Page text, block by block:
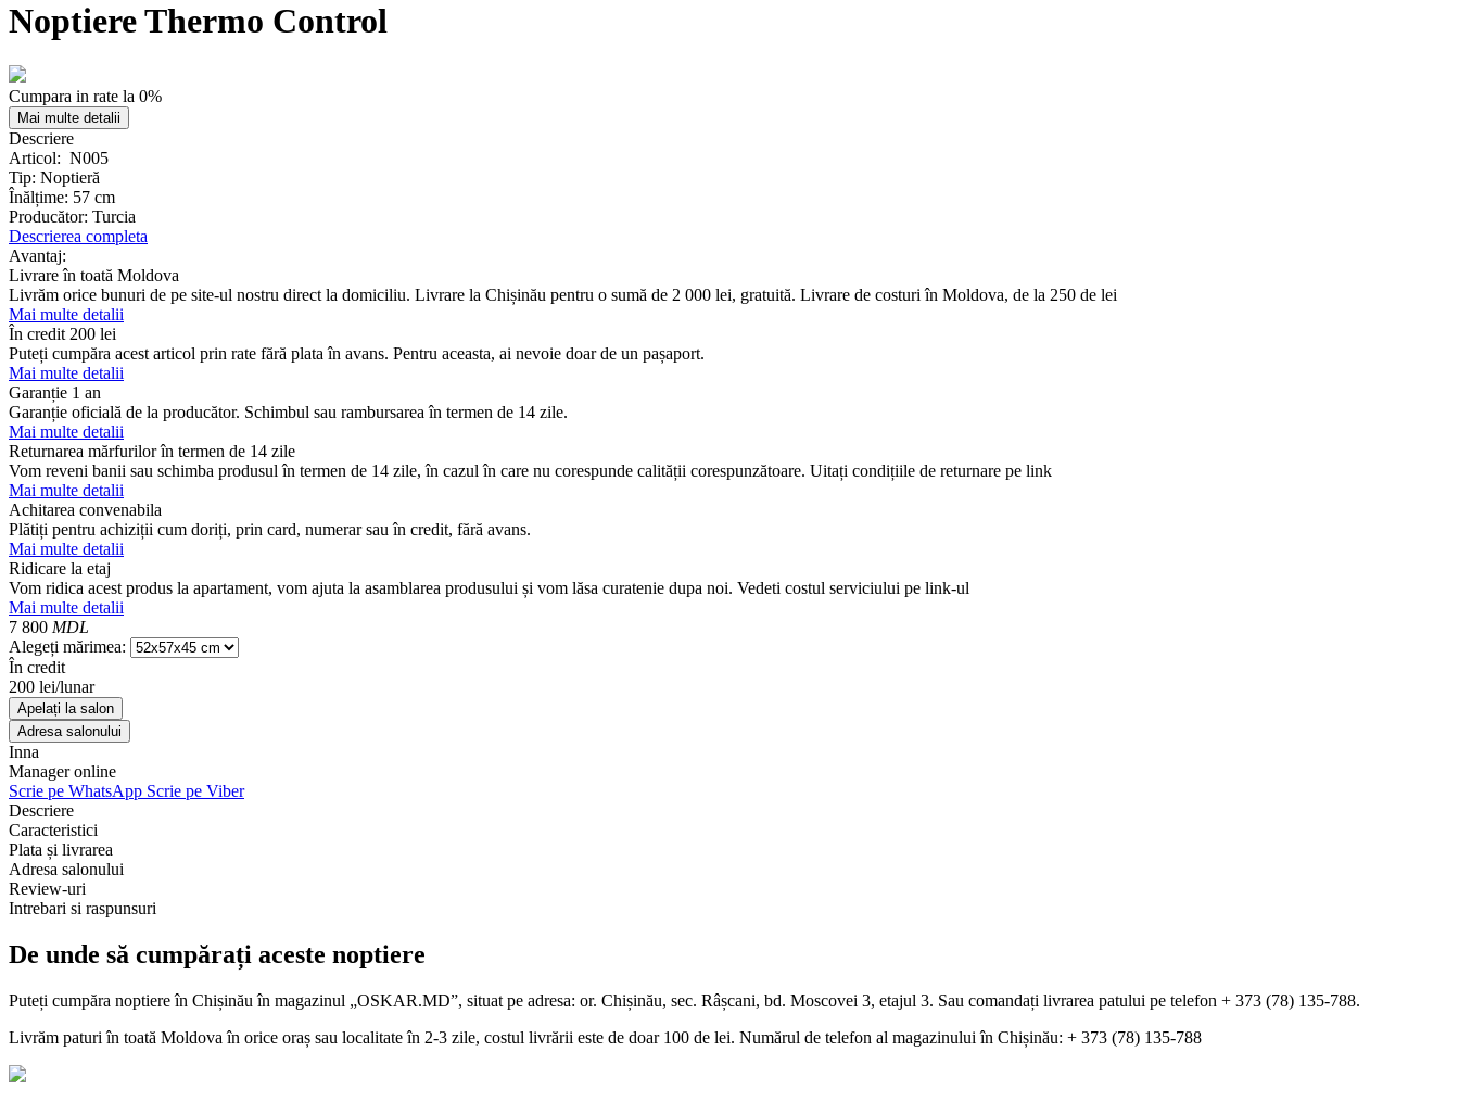
Noptiere Thermo Control
Cumpara in rate la 0%
Mai multe detalii
Descriere
Articol: N005
Tip: Noptieră
Înălțime: 57 cm
Producător: Turcia
Descrierea completa
Avantaj:
Livrare în toată Moldova
Livrăm orice bunuri de pe site-ul nostru direct la domiciliu. Livrare la Chișinău pentru o sumă de 2 000 lei, gratuită. Livrare de costuri în Moldova, de la 250 de lei
Mai multe detalii
În credit 200 lei
Puteți cumpăra acest articol prin rate fără plata în avans. Pentru aceasta, ai nevoie doar de un pașaport.
Mai multe detalii
Garanție 1 an
Garanție oficială de la producător. Schimbul sau rambursarea în termen de 14 zile.
Mai multe detalii
Returnarea mărfurilor în termen de 14 zile
Vom reveni banii sau schimba produsul în termen de 14 zile, în cazul în care nu corespunde calității corespunzătoare. Uitați condițiile de returnare pe link
Mai multe detalii
Achitarea convenabila
Plătiți pentru achiziții cum doriți, prin card, numerar sau în credit, fără avans.
Mai multe detalii
Ridicare la etaj
Vom ridica acest produs la apartament, vom ajuta la asamblarea produsului și vom lăsa curatenie dupa noi. Vedeti costul serviciului pe link-ul
Mai multe detalii
7 800 MDL
Alegeți mărimea:
În credit
200 lei/lunar
Apelați la salon
Adresa salonului
Inna
Manager online
Scrie pe WhatsApp Scrie pe Viber
Descriere
Caracteristici
Plata și livrarea
Adresa salonului
Review-uri
Intrebari si raspunsuri
De unde să cumpărați aceste noptiere
Puteți cumpăra noptiere în Chișinău în magazinul „OSKAR.MD”, situat pe adresa: or. Chișinău, sec. Râșcani, bd. Moscovei 3, etajul 3. Sau comandați livrarea patului pe telefon + 373 (78) 135-788.
Livrăm paturi în toată Moldova în orice oraș sau localitate în 2-3 zile, costul livrării este de doar 100 de lei. Numărul de telefon al magazinului în Chișinău: + 373 (78) 135-788